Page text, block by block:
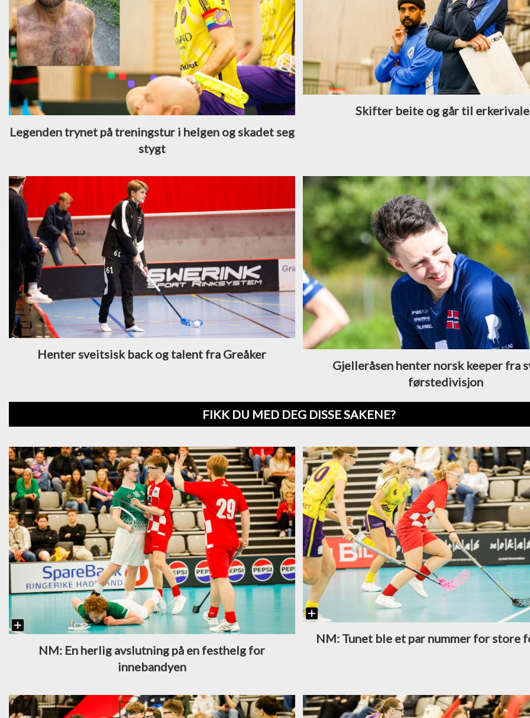
Legenden trynet på treningstur i helgen og skadet seg
stygt
Skifter beite og går til
Henter sveitsisk back og talent fra Greåker
Gjelleråsen henter norsk keeper fra
førstedivisjon
FIKK DU MED DEG DISSE SAKENE?
NM: En herlig avslutning på en festhelg for
innebandyen
NM: Tunet ble et par nummer for store